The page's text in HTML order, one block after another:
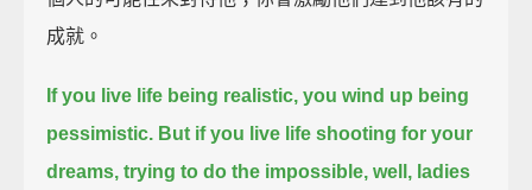
成就。
If you live life being realistic, you wind up being
pessimistic. But if you live life shooting for your
dreams, trying to do the impossible, well, ladies